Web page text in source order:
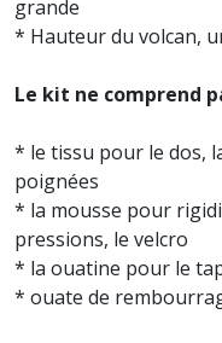
grande
* Hauteur du volcan,
Le kit ne comprend
* le tissu pour le dos,
poignées
* la mousse pour
pressions, le velcro
* la ouatine pour le
* ouate de